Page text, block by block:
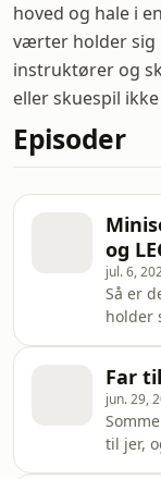
hoved og hale i
værter holder sig
instruktører og
eller skuespil
Episoder
og
jul. 6,
Så er
holder
smage
vejret,
Far
jun. 29,
til jer,